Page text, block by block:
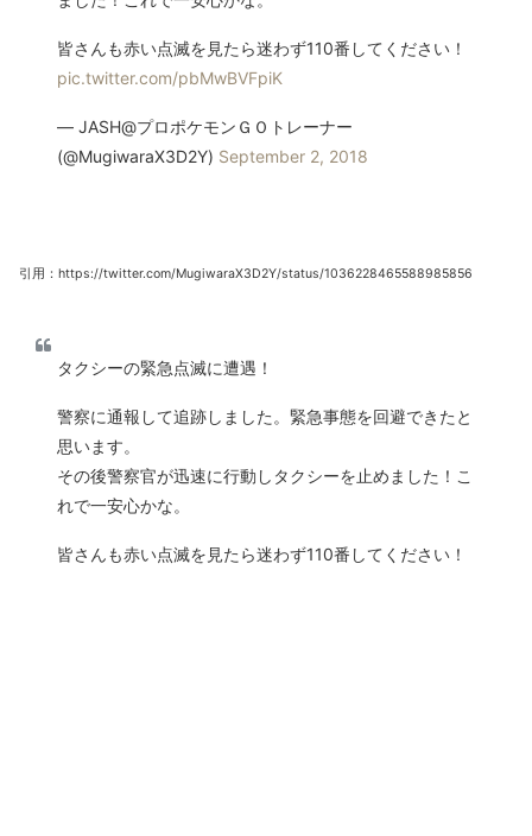
皆さんも赤い点滅を見たら迷わず110番してください！
pic.twitter.com/pbMwBVFpiK
— JASH@プロポケモンＧＯトレーナー
(@MugiwaraX3D2Y) September 2, 2018
引用：https://twitter.com/MugiwaraX3D2Y/status/1036228465588985856
タクシーの緊急点滅に遭遇！
警察に通報して追跡しました。緊急事態を回避できたと
思います。
その後警察官が迅速に行動しタクシーを止めました！こ
れで一安心かな。
皆さんも赤い点滅を見たら迷わず110番してください！